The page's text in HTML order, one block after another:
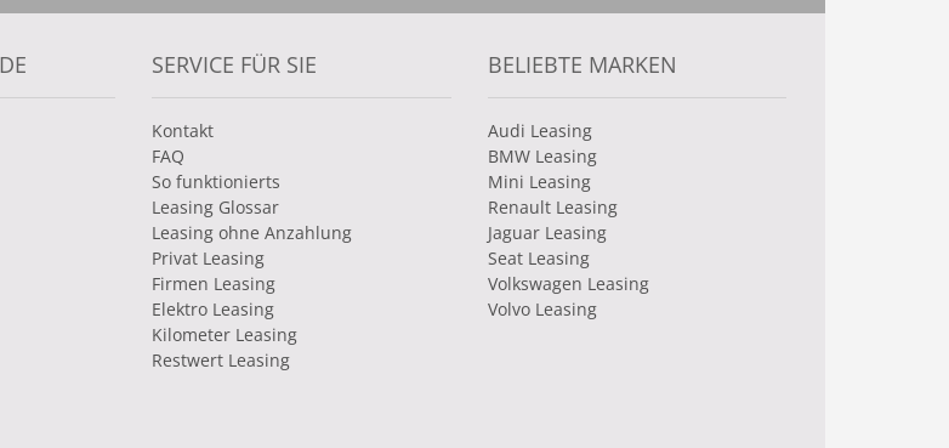
SERVICE FÜR SIE
Kontakt
FAQ
So funktionierts
Leasing Glossar
Leasing ohne Anzahlung
Privat Leasing
Firmen Leasing
Elektro Leasing
Kilometer Leasing
Restwert Leasing
BELIEBTE MARKEN
Audi Leasing
BMW Leasing
Mini Leasing
Renault Leasing
Jaguar Leasing
Seat Leasing
Volkswagen Leasing
Volvo Leasing